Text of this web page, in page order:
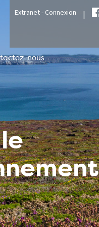
Extranet - Connexion |
nous